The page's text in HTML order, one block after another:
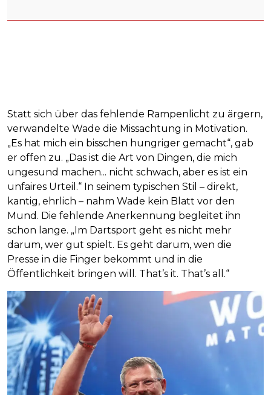
Statt sich über das fehlende Rampenlicht zu ärgern,
verwandelte Wade die Missachtung in Motivation.
„Es hat mich ein bisschen hungriger gemacht“, gab
er offen zu. „Das ist die Art von Dingen, die mich
ungesund machen... nicht schwach, aber es ist ein
unfaires Urteil.“ In seinem typischen Stil – direkt,
kantig, ehrlich – nahm Wade kein Blatt vor den
Mund. Die fehlende Anerkennung begleitet ihn
schon lange. „Im Dartsport geht es nicht mehr
darum, wer gut spielt. Es geht darum, wen die
Presse in die Finger bekommt und in die
Öffentlichkeit bringen will. That’s it. That’s all.“